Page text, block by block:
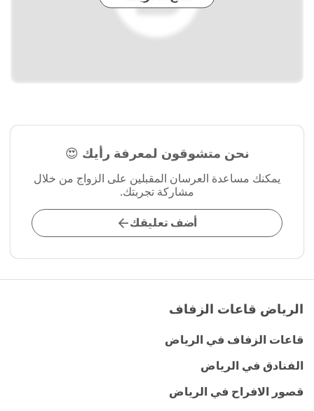
نحن متشوقون لمعرفة رأيك 😍
يمكنك مساعدة العرسان المقبلين على الزواج من خلال
مشاركة تجربتك.
أضف تعليقك
الرياض قاعات الزفاف
قاعات الزفاف في الرياض
الفنادق في الرياض
قصور الافراح في الرياض